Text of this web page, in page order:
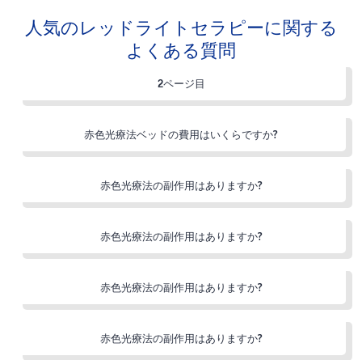
人気のレッドライトセラピーに関する
よくある質問
2ページ目
赤色光療法ベッドの費用はいくらですか?
赤色光療法の副作用はありますか?
赤色光療法の副作用はありますか?
赤色光療法の副作用はありますか?
赤色光療法の副作用はありますか?